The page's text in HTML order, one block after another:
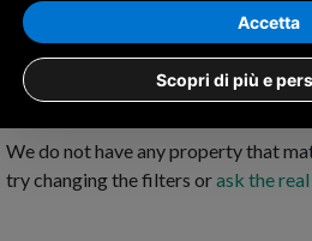
We do not have any property that
try changing the filters orask the
Scopri di più e
Accetta